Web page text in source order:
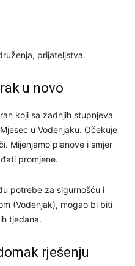
prijateljstva.
u novo
koji sa zadnjih stupnjeva
u Vodenjaku. Očekuje
Mijenjamo planove i smjer
promjene.
potrebe za sigurnošću i
(Vodenjak), mogao bi biti
tjedana.
rješenju